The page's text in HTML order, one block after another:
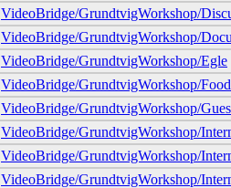
VideoBridge/GrundtvigWorkshop/
VideoBridge/GrundtvigWorkshop/
VideoBridge/GrundtvigWorkshop/Egle
VideoBridge/GrundtvigWorkshop/
VideoBridge/GrundtvigWorkshop/
VideoBridge/GrundtvigWorkshop/
VideoBridge/GrundtvigWorkshop/
VideoBridge/GrundtvigWorkshop/